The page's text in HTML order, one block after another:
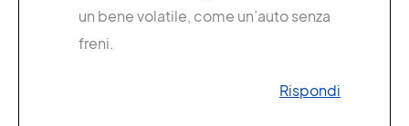
un bene volatile, come un’auto senza
freni.
Rispondi